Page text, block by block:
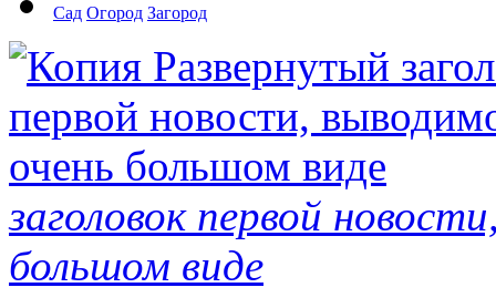
Сад Огород Загород
заголовок первой
большом виде